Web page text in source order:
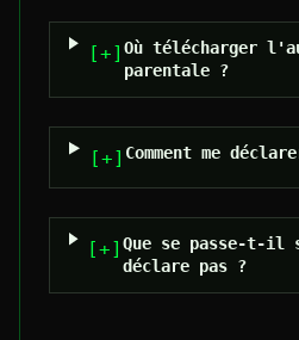
[+] Où télécharger
parentale ?
[+] Comment me
[+]Que se passe-t-il
déclare pas ?